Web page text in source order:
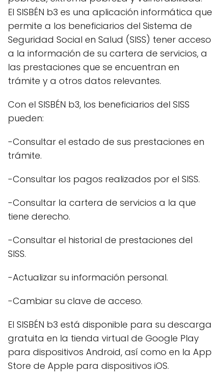
El SISBÉN b3 es una aplicación informática que
permite a los beneficiarios del Sistema de
Seguridad Social en Salud (SISS) tener acceso
a la información de su cartera de servicios, a
las prestaciones que se encuentran en
trámite y a otros datos relevantes.
Con el SISBÉN b3, los beneficiarios del SISS
pueden:
-Consultar el estado de sus prestaciones en
trámite.
-Consultar los pagos realizados por el SISS.
-Consultar la cartera de servicios a la que
tiene derecho.
-Consultar el historial de prestaciones del
SISS.
-Actualizar su información personal.
-Cambiar su clave de acceso.
El SISBÉN b3 está disponible para su descarga
gratuita en la tienda virtual de Google Play
para dispositivos Android, así como en la App
Store de Apple para dispositivos iOS.